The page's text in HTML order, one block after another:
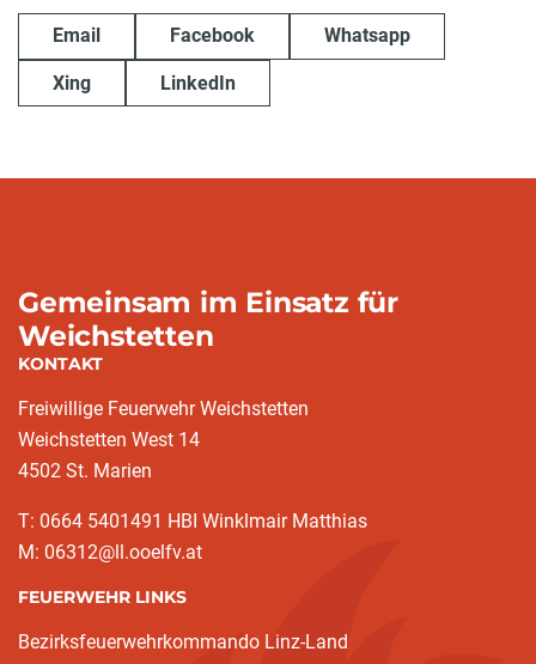
Email Facebook Whatsapp
Xing LinkedIn
Gemeinsam im Einsatz für
Weichstetten
KONTAKT
Freiwillige Feuerwehr Weichstetten
Weichstetten West 14
4502 St. Marien
T: 0664 5401491 HBI Winklmair Matthias
M: 06312@ll.ooelfv.at
FEUERWEHR LINKS
Bezirksfeuerwehrkommando Linz-Land